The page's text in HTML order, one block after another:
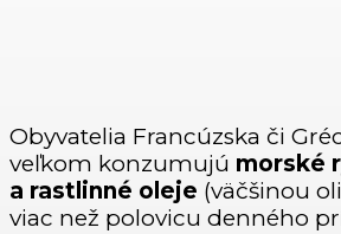
Obyvatelia Francúzska či
veľkom konzumujú morské
a rastlinné oleje (väčšinou
viac než polovicu denného